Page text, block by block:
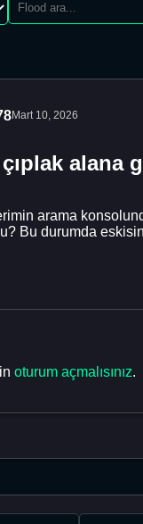
Mart 10, 2026
alana
arama
Bu durumda
oturum açmalısınız.